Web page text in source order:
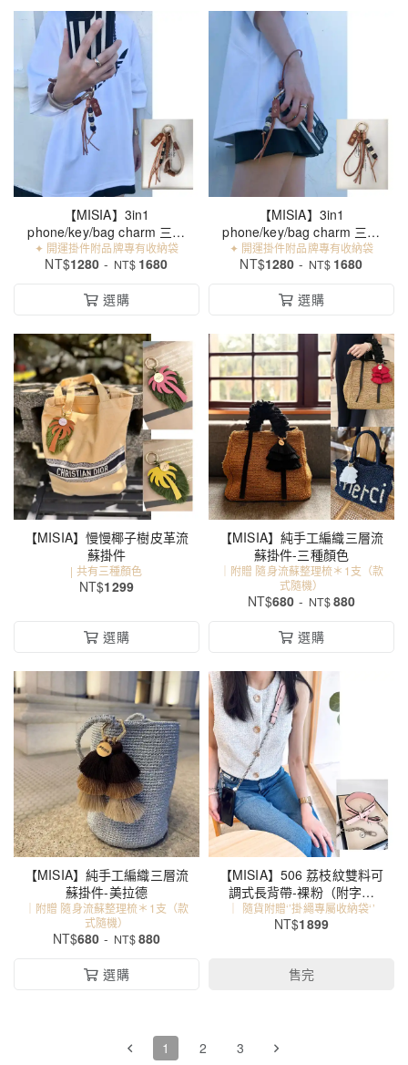
【MISIA】3in1
phone/key/bag charm 三合
一手工繩索字母開運掛件
（BN374)可客製化最多7字
✦ 開運掛件附品牌專有收納袋
NT$1280 - NT$ 1680
選購
【MISIA】3in1
phone/key/bag charm 三合
一手工真皮字母開運掛件
（BN373) 可客製化最多7字
✦ 開運掛件附品牌專有收納袋
NT$1280 - NT$ 1680
選購
【MISIA】慢慢椰子樹皮革流
蘇掛件
| 共有三種顏色
NT$1299
選購
【MISIA】純手工編織三層流
蘇掛件-三種顏色
｜附贈 隨身流蘇整理梳＊1支（款
式隨機）
NT$680 - NT$880
選購
【MISIA】純手工編織三層流
蘇掛件-美拉德
｜附贈 隨身流蘇整理梳＊1支（款
式隨機）
NT$680 - NT$880
選購
【MISIA】506 荔枝紋雙料可
調式長背帶-裸粉（附字母
牌）
｜ 隨貨附贈‘’掛繩專屬收納袋‘’
NT$1899
售完
1 2 3